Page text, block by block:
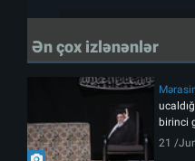
Ən çox izlənənlər
birinci
21 /